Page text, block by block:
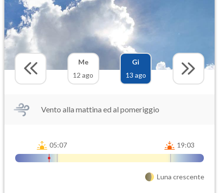
Me
12 ago
Gi
13 ago
Vento alla mattina ed al pomeriggio
05:07 19:03
Luna crescente